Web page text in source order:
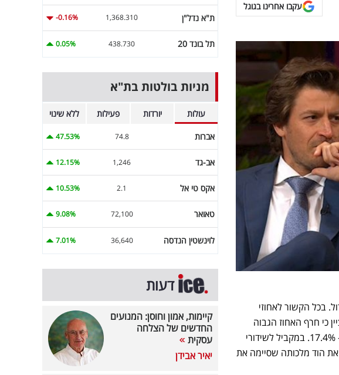
עקבו אחרינו בגוגל
-12 של האח הגדול. בכל הקשור לאחוזי
יש לציין כי חרף האחוז הגבוה
בערב הגמר, בנוגע לממוצע העונתי מדובר בנתון נמוך יותר ביחס לעונות הקודמות – 17.4%. במקביל לשידורי
191 אלף צופים. בכאן שידרו את הוד מלכותה שסיימה את
ת"א נדל"ן 1,368.310
-0.16%
תל בונד 20 438.730
0.05%
מניות בולטות בת"א
עולות יורדות פעילות ללא שינוי
אברות 74.8
47.53%
אב-גד 1,246
12.15%
אקס טי אל 2.1
10.53%
טאואר 72,100
9.08%
לוינשטין הנדסה 36,640
7.01%
דעות
קיימות, אמון וחוסן: המנועים
החדשים של הצלחה
עסקית
יאיר אבידן